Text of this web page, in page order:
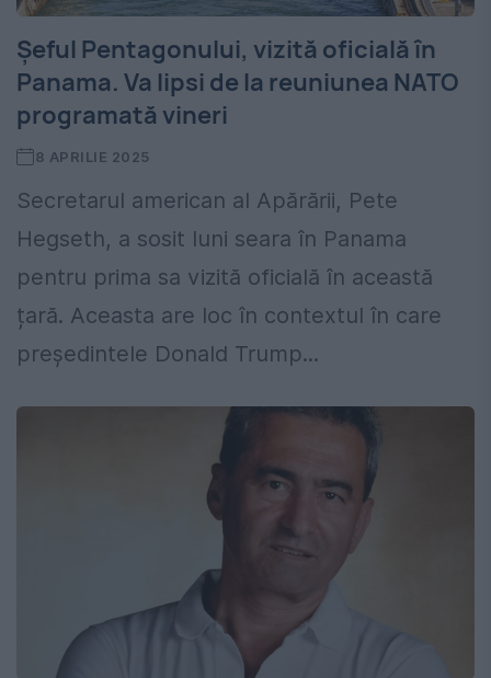
Șeful Pentagonului, vizită oficială în
Panama. Va lipsi de la reuniunea NATO
programată vineri
8 APRILIE 2025
Secretarul american al Apărării, Pete
Hegseth, a sosit luni seara în Panama
pentru prima sa vizită oficială în această
țară. Aceasta are loc în contextul în care
președintele Donald Trump...